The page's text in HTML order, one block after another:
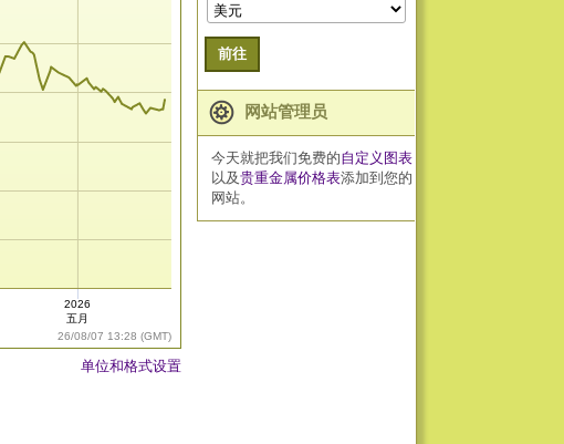
26/08/07 13:28 (GMT)
2026
五月
单位和格式设置
前往
网站管理员
今天就把我们免费的自定义图表
以及贵重金属价格表添加到您的
网站。